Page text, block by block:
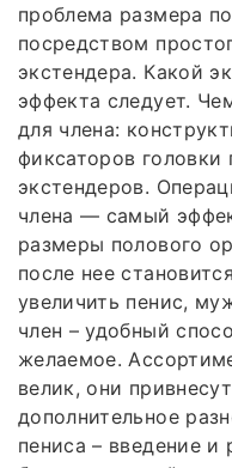
проблема размера
посредством
экстендера. Какой
эффекта следует.
для члена:
фиксаторов головки
экстендеров.
члена — самый
размеры полового
после нее
увеличить пенис,
член – удобный
желаемое.
велик, они
дополнительное
пениса – введение и